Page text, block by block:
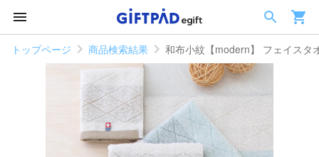
トップページ 商品検索結果 和布小紋【modern】 フェイスタ